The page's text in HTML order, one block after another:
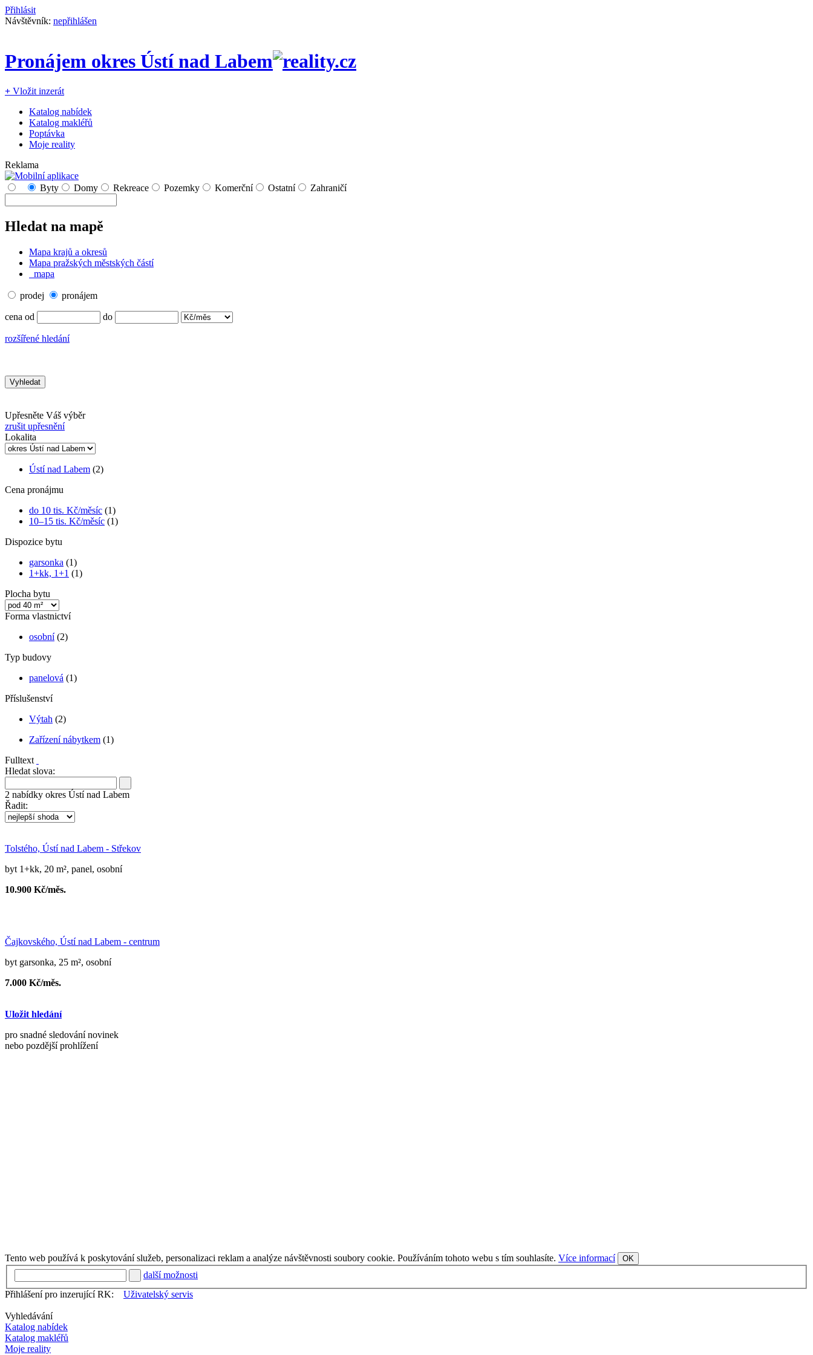
Přihlásit
Návštěvník: nepřihlášen
Pronájem okres Ústí nad Labem
+ Vložit inzerát
Katalog nabídek
Katalog makléřů
Poptávka
Moje reality
Reklama
Byty Domy Rekreace Pozemky Komerční Ostatní Zahraničí
Hledat na mapě
Mapa krajů a okresů
Mapa pražských městských částí
mapa
prodej pronájem
cena od do
rozšířené hledání
Upřesněte Váš výběr
zrušit upřesnění
Lokalita
Ústí nad Labem (2)
Cena pronájmu
do 10 tis. Kč/měsíc (1)
10–15 tis. Kč/měsíc (1)
Dispozice bytu
garsonka (1)
1+kk, 1+1 (1)
Plocha bytu
Forma vlastnictví
osobní(2)
Typ budovy
panelová (1)
Příslušenství
Výtah (2)
Zařízení nábytkem (1)
Fulltext
Hledat slova:
2 nabídky okres Ústí nad Labem
Řadit:
Tolstého, Ústí nad Labem - Střekov
byt 1+kk, 20 m², panel, osobní
10.900 Kč/měs.
Čajkovského, Ústí nad Labem - centrum
byt garsonka, 25 m², osobní
7.000 Kč/měs.
Uložit hledání
pro snadné sledování novinek
nebo pozdější prohlížení
Tento web používá k poskytování služeb, personalizaci reklam a analýze návštěvnosti soubory cookie. Používáním tohoto webu s tím souhlasíte. Více informací OK
další možnosti
Přihlášení pro inzerující RK:
Uživatelský servis
Vyhledávání
Katalog nabídek
Katalog makléřů
Moje reality